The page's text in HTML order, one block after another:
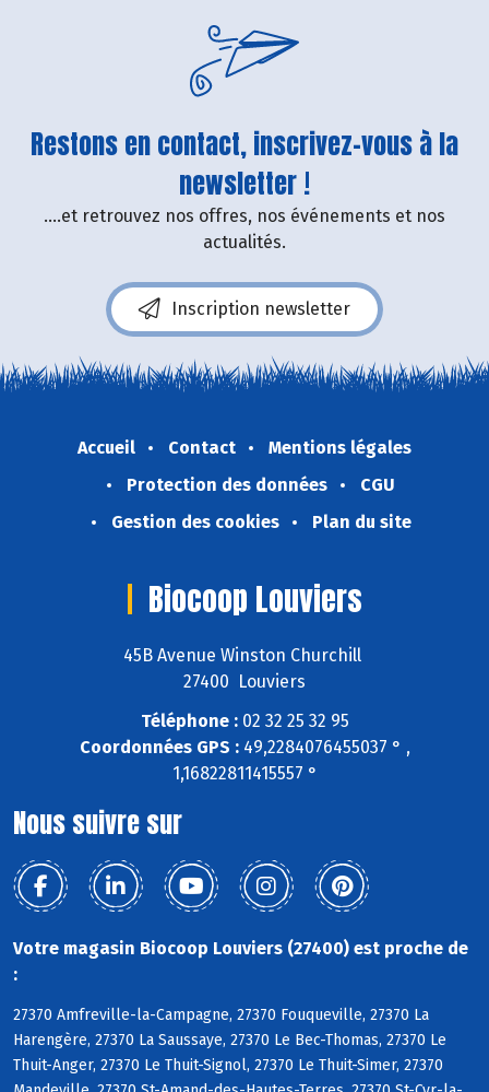
Restons en contact, inscrivez-vous à la
newsletter !
....et retrouvez nos offres, nos événements et nos
actualités.
Inscription newsletter
Accueil Contact
Mentions légales
Protection des données
CGU
Gestion des cookies
Plan du site
Biocoop Louviers
45B Avenue Winston Churchill
27400 Louviers
Téléphone :02 32 25 32 95
Coordonnées GPS :49,2284076455037 ° ,
1,16822811415557 °
Nous suivre sur
Votre magasin Biocoop Louviers (27400) est proche de
:
27370 Amfreville-la-Campagne, 27370 Fouqueville, 27370 La
Harengère, 27370 La Saussaye, 27370 Le Bec-Thomas, 27370 Le
Thuit-Anger, 27370 Le Thuit-Signol, 27370 Le Thuit-Simer, 27370